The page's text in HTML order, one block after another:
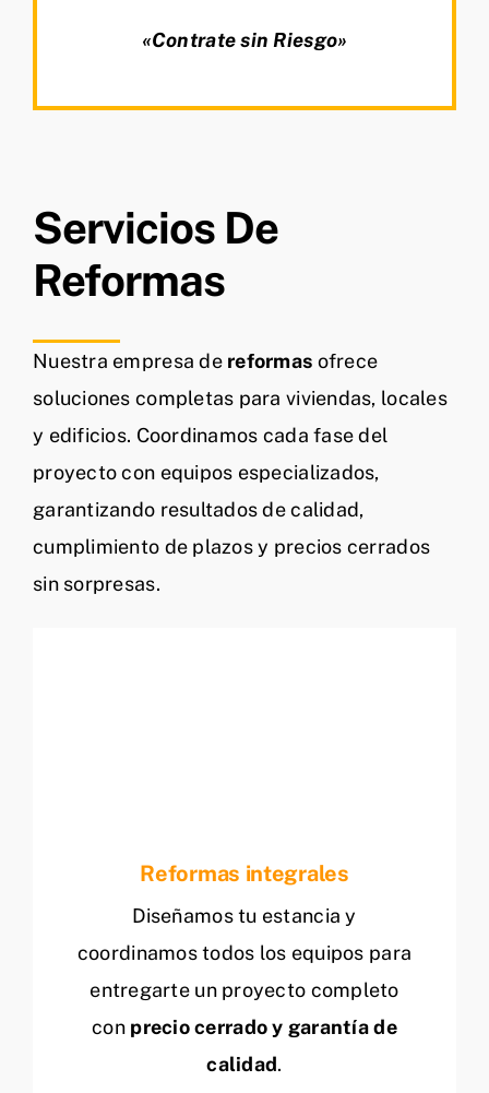
«Contrate sin Riesgo»
Servicios De
Reformas
Nuestra empresa de reformas ofrece
soluciones completas para viviendas, locales
y edificios. Coordinamos cada fase del
proyecto con equipos especializados,
garantizando resultados de calidad,
cumplimiento de plazos y precios cerrados
sin sorpresas.
Reformas integrales
Diseñamos tu estancia y
coordinamos todos los equipos para
entregarte un proyecto completo
con precio cerrado y garantía de
calidad.